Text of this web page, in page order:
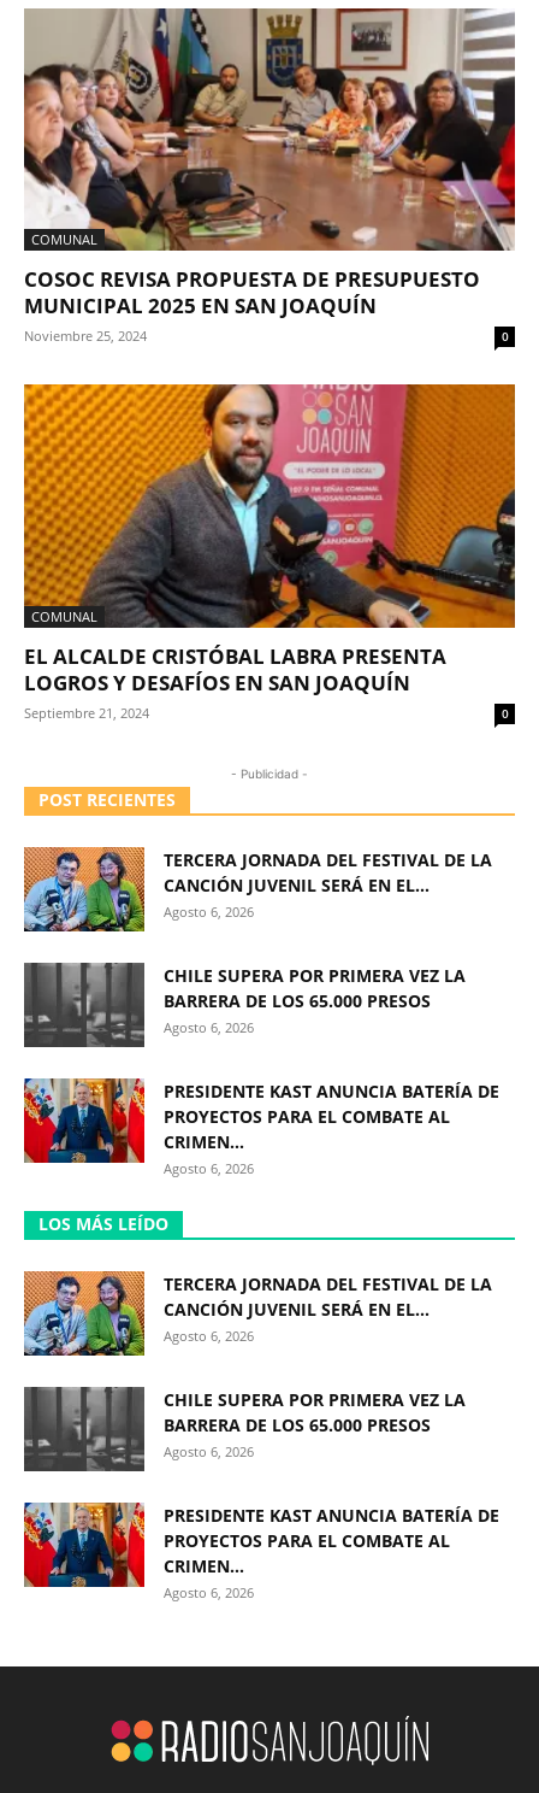
COMUNAL
COSOC REVISA PROPUESTA DE PRESUPUESTO
MUNICIPAL 2025 EN SAN JOAQUÍN
Noviembre 25, 2024 0
COMUNAL
EL ALCALDE CRISTÓBAL LABRA PRESENTA
LOGROS Y DESAFÍOS EN SAN JOAQUÍN
Septiembre 21, 2024 0
- Publicidad -
POST RECIENTES
TERCERA JORNADA DEL FESTIVAL DE LA
CANCIÓN JUVENIL SERÁ EN EL...
Agosto 6, 2026
CHILE SUPERA POR PRIMERA VEZ LA
BARRERA DE LOS 65.000 PRESOS
Agosto 6, 2026
PRESIDENTE KAST ANUNCIA BATERÍA DE
PROYECTOS PARA EL COMBATE AL
CRIMEN...
Agosto 6, 2026
LOS MÁS LEÍDO
TERCERA JORNADA DEL FESTIVAL DE LA
CANCIÓN JUVENIL SERÁ EN EL...
Agosto 6, 2026
CHILE SUPERA POR PRIMERA VEZ LA
BARRERA DE LOS 65.000 PRESOS
Agosto 6, 2026
PRESIDENTE KAST ANUNCIA BATERÍA DE
PROYECTOS PARA EL COMBATE AL
CRIMEN...
Agosto 6, 2026